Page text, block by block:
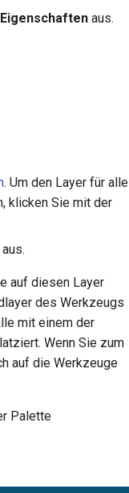
Eigenschaften aus.
. Um den Layer für alle
klicken Sie mit der
auf diesen Layer
des Werkzeugs
mit einem der
Wenn Sie zum
auf die Werkzeuge
Palette